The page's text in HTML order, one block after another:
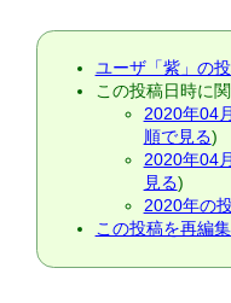
ユーザ「紫」の
この投稿日時に
2020年04
順で見る)
2020年04
見る)
2020年の
この投稿を再編